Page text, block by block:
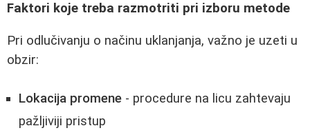
Faktori koje treba razmotriti pri izboru metode
Pri odlučivanju o načinu uklanjanja, važno je uzeti u
obzir:
Lokacija promene - procedure na licu zahtevaju
pažljiviji pristup